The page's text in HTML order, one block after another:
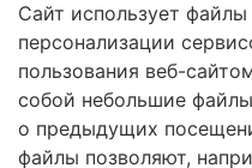
Защита персональных
2026 Трансформация экосистем
Сайт использует
персонализации
пользования веб-
собой небольшие
о предыдущих
файлы позволяют,